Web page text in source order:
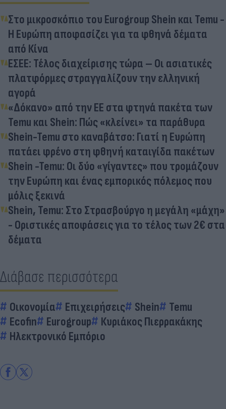
Στο μικροσκόπιο του Eurogroup Shein και Temu -
Η Ευρώπη αποφασίζει για τα φθηνά δέματα
από Κίνα
ΕΣΕΕ: Τέλος διαχείρισης τώρα – Οι ασιατικές
πλατφόρμες στραγγαλίζουν την ελληνική
αγορά
«Δόκανο» από την ΕΕ στα φτηνά πακέτα των
Temu και Shein: Πώς «κλείνει» τα παράθυρα
Shein-Temu στο καναβάτσο: Γιατί η Ευρώπη
πατάει φρένο στη φθηνή καταιγίδα πακέτων
Shein -Temu: Οι δύο «γίγαντες» που τρομάζουν
την Ευρώπη και ένας εμπορικός πόλεμος που
μόλις ξεκινά
Shein, Temu: Στο Στρασβούργο η μεγάλη «μάχη»
- Οριστικές αποφάσεις για το τέλος των 2€ στα
δέματα
Διάβασε περισσότερα
Οικονομία Επιχειρήσεις Shein
Temu
Ecofin
Eurogroup
Κυριάκος Πιερρακάκης
Ηλεκτρονικό Εμπόριο